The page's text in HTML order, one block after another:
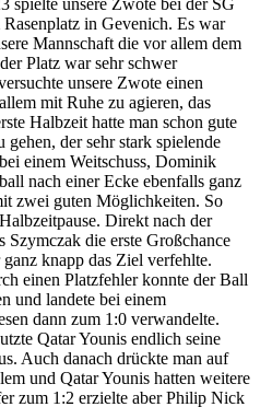
in Gevenich. Es war
Mannschaft die vor allem dem
Platz war sehr schwer
unsere Zwote einen
mit Ruhe zu agieren, das
Halbzeit hatte man schon gute
der sehr stark spielende
einem Weitschuss, Dominik
nach einer Ecke ebenfalls ganz
zwei guten Möglichkeiten. So
Direkt nach der
Szymczak die erste Großchance
knapp das Ziel verfehlte.
einen Platzfehler konnte der Ball
und landete bei einem
dann zum 1:0 verwandelte.
Qatar Younis endlich seine
Auch danach drückte man auf
und Qatar Younis hatten weitere
zum 1:2 erzielte aber Philip Nick